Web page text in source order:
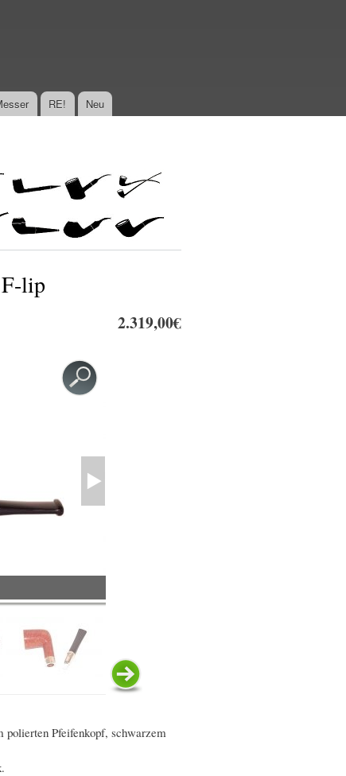
RE! Neu
lip
2.319,00€
polierten Pfeifenkopf, schwarzem